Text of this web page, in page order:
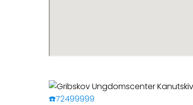
☎️72499999